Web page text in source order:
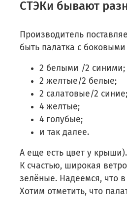
СТЭКи бывают
Производитель
быть палатка с
2 белыми /2 синими;
2 желтые/2 белые;
2 салатовые/2 синие;
4 желтые;
4 голубые;
и так далее.
А еще есть цвет у
К счастью, широкая
зелёные. Надеемся, что
Хотим отметить, что